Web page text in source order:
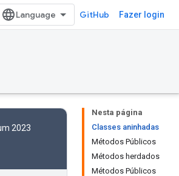
GitHub Fazer login
Nesta página
Classes aninhadas
Métodos Públicos
Métodos herdados
Métodos Públicos
2023